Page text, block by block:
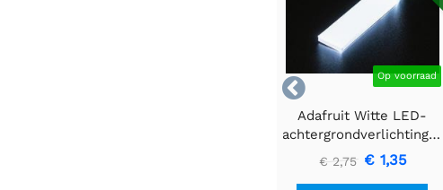
 Op voorraad
Adafruit Witte LED-
- Klein 12 mm x 40 mm
€ 2,75 € 1,35